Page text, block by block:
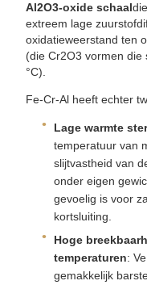
Al2O3-oxide schaal
extreem lage
oxidatieweerstand ten
(die Cr2O3 vormen
°C).
Fe-Cr-Al heeft echter
Lage warmte
temperatuur van
slijtvastheid van
onder eigen
gevoelig is voor
kortsluiting.
Hoge
temperaturen:
gemakkelijk